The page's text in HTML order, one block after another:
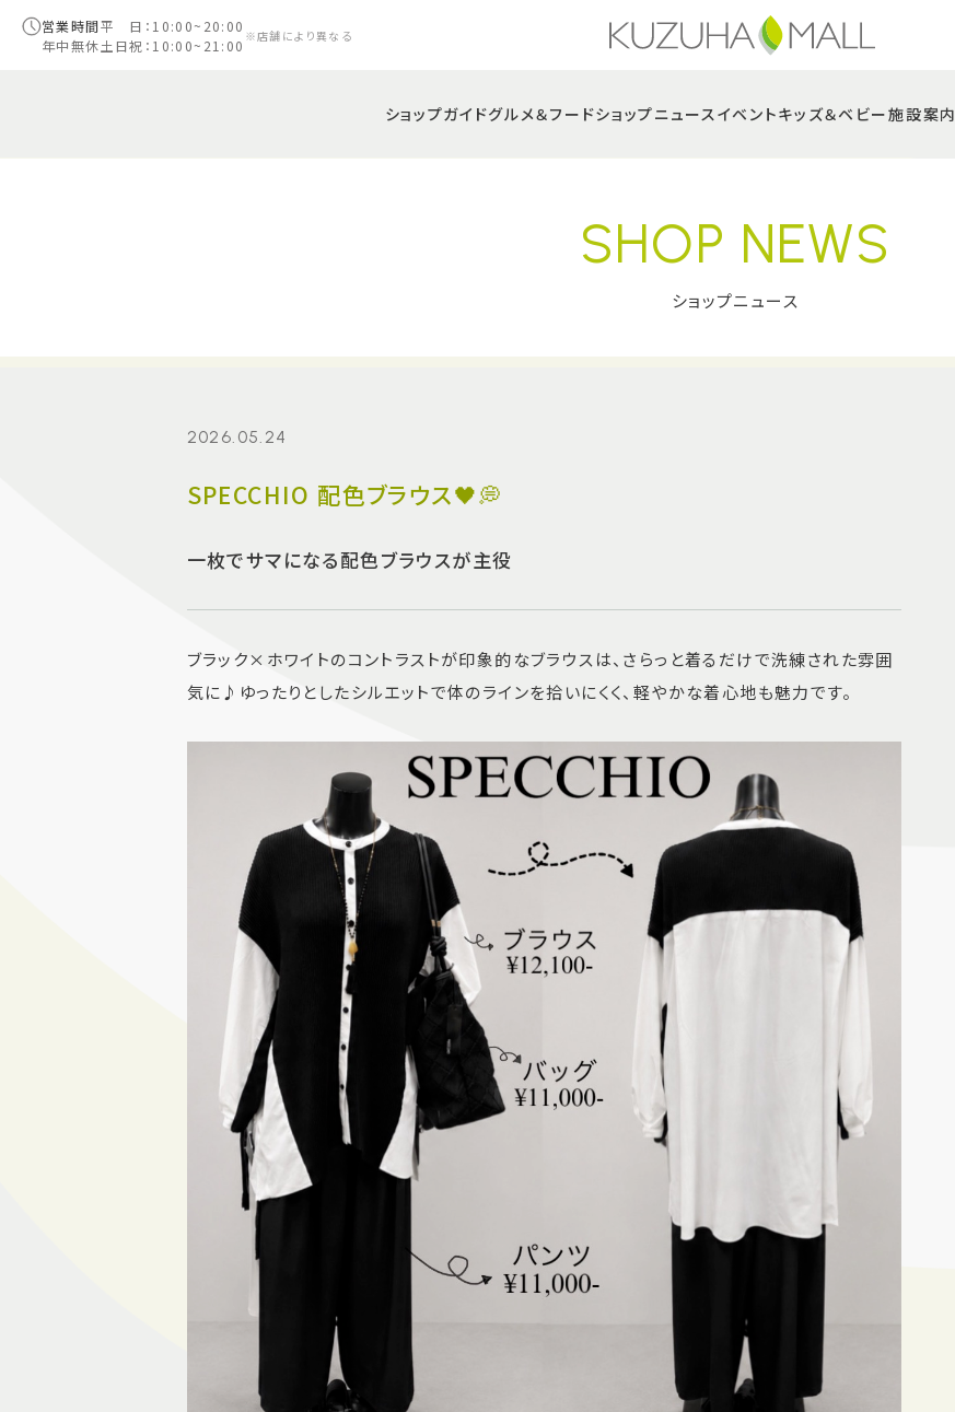
営業時間平 日：10:00~20:00
年中無休土日祝：10:00~21:00 ※店舗により異なる
ショップガイドグルメ＆フードショップニュース イベントキッズ＆ベビー施設案内
SHOP NEWS
ショップニュース
2026.05.24
SPECCHIO 配色ブラウス🖤💭
一枚でサマになる配色ブラウスが主役
ブラック×ホワイトのコントラストが印象的なブラウスは、さらっと着るだけで洗練された雰囲
気に♪ゆったりとしたシルエットで体のラインを拾いにくく、軽やかな着心地も魅力です。